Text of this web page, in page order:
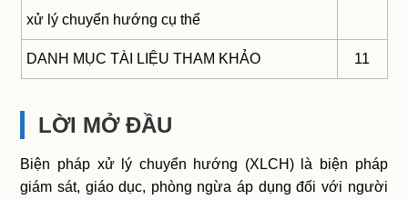
xử lý chuyển hướng cụ thể
DANH MỤC TÀI LIỆU THAM KHẢO 11
LỜI MỞ ĐẦU
Biện pháp xử lý chuyển hướng (XLCH) là biện pháp
giám sát, giáo dục, phòng ngừa áp dụng đối với người